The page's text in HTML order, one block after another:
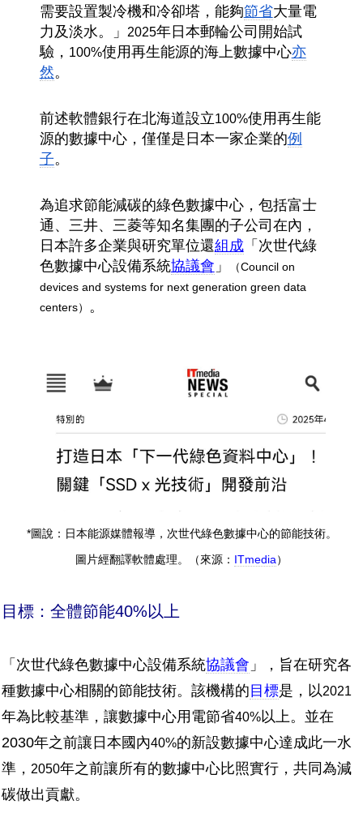
需要設置製冷機和冷卻塔，能夠節省大量電
力及淡水。」
2025年日本郵輪公司開始試
驗， 100%使用再生能源的海上數據中心亦
然。
前述軟體銀行在北海道設立100%使用再生能
源的數據中心，僅僅是日本一家企業的例
子。
為追求節能減碳的綠色數據中心，包括富士
通、三井、三菱等知名集團的子公司在內，
日本許多企業與研究單位還組成「次世代綠
色數據中心設備系統協議會 」
（Council on
devices and systems for next generation green data
centers）
。
*圖說：日本能源媒體報導，次世代綠色數據中心的節能技術。
圖片經翻譯軟體處理。（來源： ITmedia）
目標：全體節能40%以上
「次世代綠色數據中心設備系統協議會 」，旨在研究各
種數據中心相關的節能技術。該機構的 目標是，以2021
年為比較基準，讓數據中心用電節省40%以上。並在
2030年之前讓日本國內40%的新設數據中心達成此一水
準， 2050年之前讓所有的數據中心比照實行，共同為減
碳做出貢獻。